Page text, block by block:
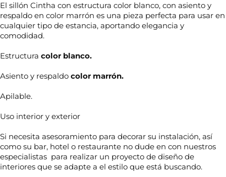
El sillón Cintha con estructura color blanco, con asiento y
respaldo en color marrón es una pieza perfecta para usar en
cualquier tipo de estancia, aportando elegancia y
comodidad.
Estructura color blanco.
Asiento y respaldo color marrón.
Apilable.
Uso interior y exterior
Si necesita asesoramiento para decorar su instalación, así
como su bar, hotel o restaurante no dude en con nuestros
especialistas para realizar un proyecto de diseño de
interiores que se adapte a el estilo que está buscando.